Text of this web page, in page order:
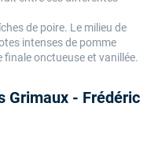
de poire. Le milieu de
intenses de pomme
onctueuse et vanillée.
Grimaux - Frédéric